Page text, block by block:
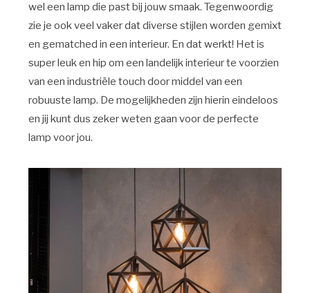
wel een lamp die past bij jouw smaak. Tegenwoordig
zie je ook veel vaker dat diverse stijlen worden gemixt
en gematched in een interieur. En dat werkt! Het is
super leuk en hip om een landelijk interieur te voorzien
van een industriële touch door middel van een
robuuste lamp. De mogelijkheden zijn hierin eindeloos
en jij kunt dus zeker weten gaan voor de perfecte
lamp voor jou.